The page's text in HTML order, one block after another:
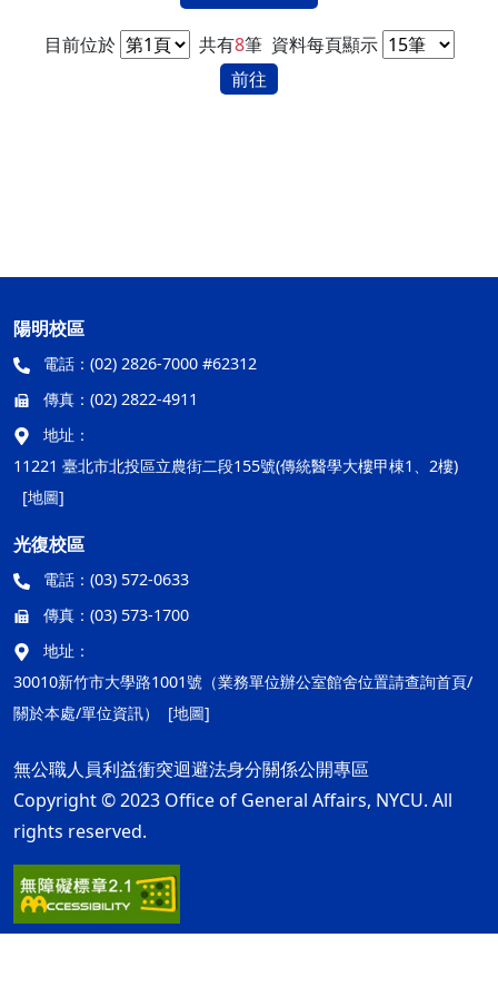
目前位於 共有8筆 資料每頁顯示
前往
陽明校區
電話： (02) 2826-7000 #62312
傳真： (02) 2822-4911
地址：
11221 臺北市北投區立農街二段155號(傳統醫學大樓甲棟1、2樓)
[地圖]
光復校區
電話： (03) 572-0633
傳真： (03) 573-1700
地址：
30010新竹市大學路1001號（業務單位辦公室館舍位置請查詢首頁/
關於本處/單位資訊）
[地圖]
無公職人員利益衝突迴避法身分關係公開專區
Copyright © 2023 Office of General Affairs, NYCU. All
rights reserved.